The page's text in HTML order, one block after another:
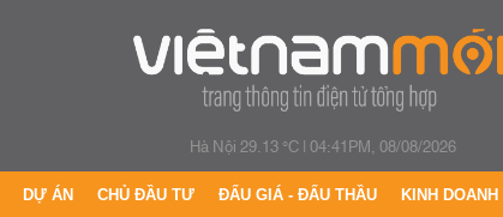
Hà Nội 29.13 °C|04:41PM, 08/08/2026
DỰ ÁN CHỦ ĐẦU TƯ ĐẤU GIÁ - ĐẤU THẦU KINH DOANH